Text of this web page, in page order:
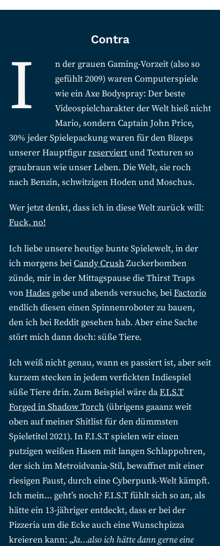
Contra
I
n der grauen Gaming-Vorzeit (also so
gefühlt 2009) waren Computerspiele
wie ein Axe Bodyspray: Der beste
Videospielcharakter der Welt hieß nicht
Mario, sondern Captain John Price,
30% jeder Spielepackung waren für den Bizeps
unserer Hauptfigurreserviertund Texturen so
graubraun wie unser Leben. Die Welt, sie roch
nach Benzin, schwitzigen Hoden und Moschus.
Wer jetzt denkt, dass ich in diese Welt zurück will:
Fuck, no!
Ich liebe unsere heutige bunte Spielewelt, in der
ich morgens beiCandy CrushZuckerbomben
zünde, mir in der Mittagspause die Thirst Traps
vonHades gebe und abends versuche, beiFactorio
endlich diesen einen Spinnenroboter zu bauen,
den ich bei Reddit gesehen hab. Aber eine Sache
stört mich dann doch: süße Tiere.
Ich weiß nicht genau, wann es passiert ist, aber seit
kurzem stecken in jedem verfickten Indiespiel
süße Tiere drin. Zum Beispiel wäre daF.I.S.T
Forged in Shadow Torch (übrigens gaaanz weit
oben auf meiner Shitlist für den dümmsten
Spieletitel 2021). In F.I.S.T spielen wir einen
putzigen weißen Hasen mit langen Schlappohren,
der sich im Metroidvania-Stil, bewaffnet mit einer
riesigen Faust, durch eine Cyberpunk-Welt kämpft.
Ich mein… geht’s noch? F.I.S.T fühlt sich so an, als
hätte ein 13-jähriger entdeckt, dass er bei der
Pizzeria um die Ecke auch eine Wunschpizza
kreieren kann: „Ja…also ich hätte dann gerne eine